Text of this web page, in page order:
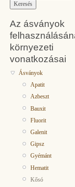
Az ásványok
környezeti
vonatkozásai
Ásványok
Apatit
Azbeszt
Bauxit
Fluorit
Galenit
Gipsz
Gyémánt
Hematit
Kősó